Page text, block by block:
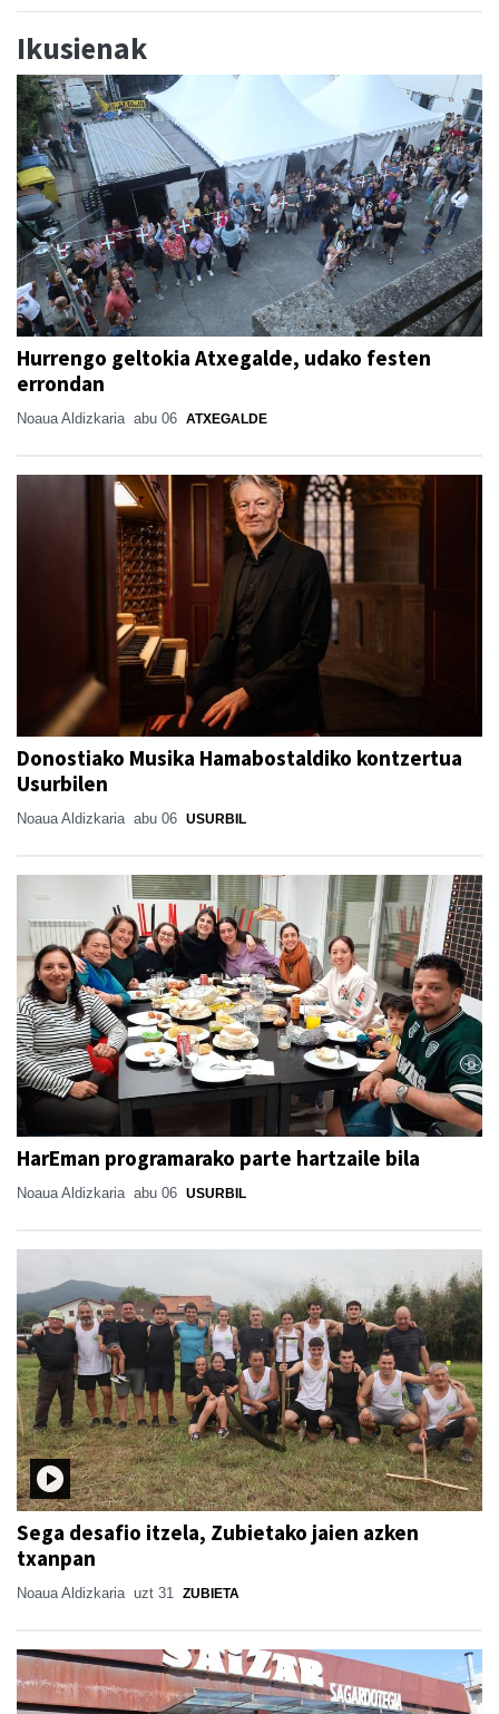
Ikusienak
Hurrengo geltokia Atxegalde, udako festen
errondan
Noaua Aldizkaria abu 06 ATXEGALDE
Donostiako Musika Hamabostaldiko kontzertua
Usurbilen
Noaua Aldizkaria abu 06 USURBIL
HarEman programarako parte hartzaile bila
Noaua Aldizkaria abu 06 USURBIL
Sega desafio itzela, Zubietako jaien azken
txanpan
Noaua Aldizkaria uzt 31 ZUBIETA